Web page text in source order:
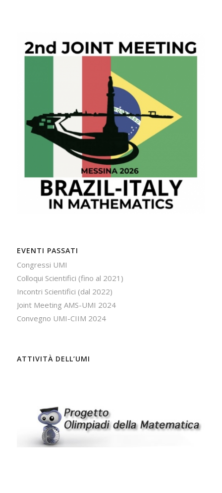
EVENTI PASSATI
Congressi UMI
Colloqui Scientifici (fino al 2021)
Incontri Scientifici (dal 2022)
Joint Meeting AMS-UMI 2024
Convegno UMI-CIIM 2024
ATTIVITÀ DELL’UMI